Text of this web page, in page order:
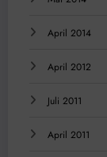
April 2014
April 2012
Juli 2011
April 2011